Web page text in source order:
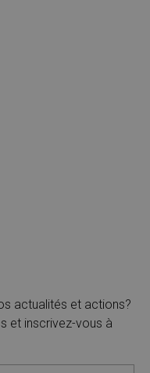
actualités et actions?
et inscrivez-vous à